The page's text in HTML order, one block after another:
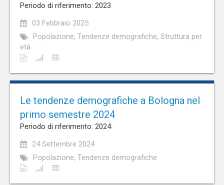
Periodo di riferimento: 2023
03 Febbraio 2025
Popolazione, Tendenze demografiche, Struttura per
età
Le tendenze demografiche a Bologna nel
primo semestre 2024
Periodo di riferimento: 2024
24 Settembre 2024
Popolazione, Tendenze demografiche